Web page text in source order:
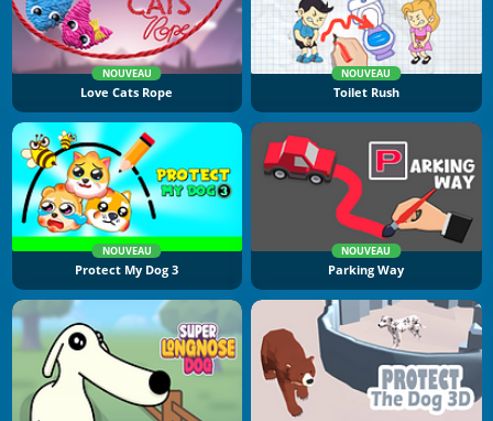
NOUVEAU
Love Cats Rope
NOUVEAU
Toilet Rush
NOUVEAU
Protect My Dog 3
NOUVEAU
Parking Way